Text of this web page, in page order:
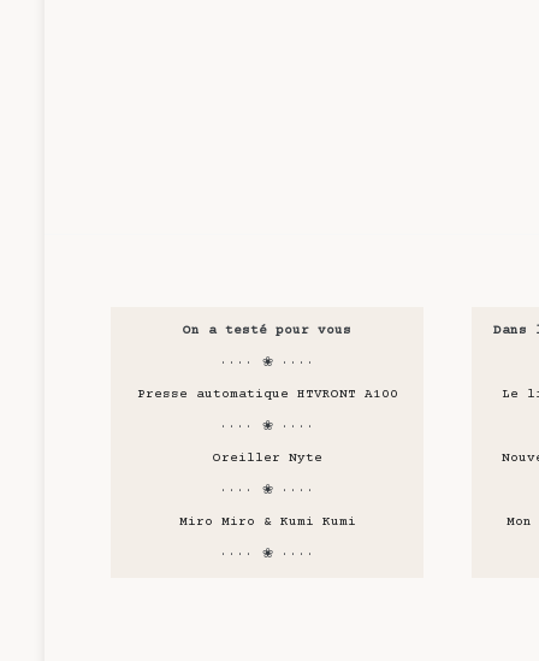
On a testé pour vous
···· ❀ ····
Presse automatique HTVRONT A100
···· ❀ ····
Oreiller Nyte
···· ❀ ····
Miro Miro & Kumi Kumi
···· ❀ ····
Le